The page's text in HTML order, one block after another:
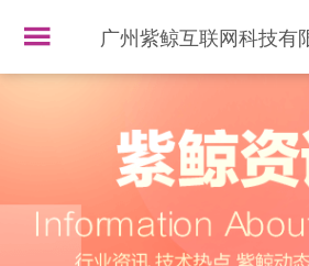
广州紫鲸互联网科技有